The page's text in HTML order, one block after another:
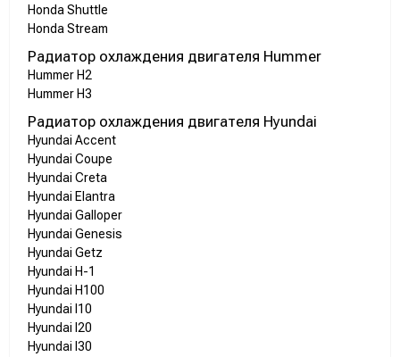
Honda Shuttle
Honda Stream
Радиатор охлаждения двигателя Hummer
Hummer H2
Hummer H3
Радиатор охлаждения двигателя Hyundai
Hyundai Accent
Hyundai Coupe
Hyundai Creta
Hyundai Elantra
Hyundai Galloper
Hyundai Genesis
Hyundai Getz
Hyundai H-1
Hyundai H100
Hyundai I10
Hyundai I20
Hyundai I30